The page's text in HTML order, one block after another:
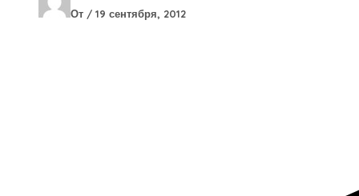
От / 19 сентября, 2012